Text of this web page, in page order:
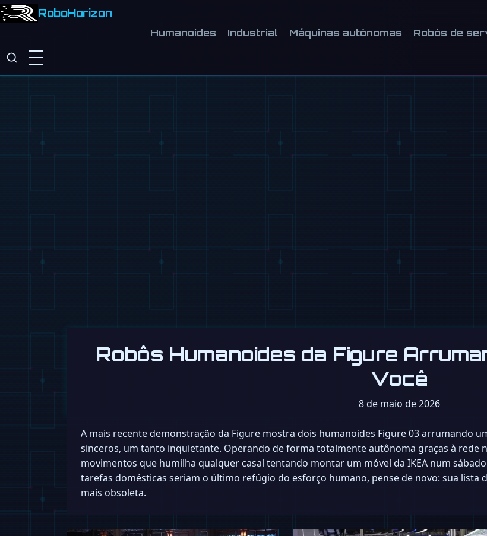
RoboHorizon
Humanoides Industrial Máquinas autônomas Robôs de
Robôs Humanoides da Figure
Você
8 de maio de 2026
A mais recente demonstração da Figure mostra dois humanoides Figure 03 arrumando
sinceros, um tanto inquietante. Operando de forma totalmente autônoma graças à rede
movimentos que humilha qualquer casal tentando montar um móvel da IKEA num
tarefas domésticas seriam o último refúgio do esforço humano, pense de novo: sua lista
mais obsoleta.